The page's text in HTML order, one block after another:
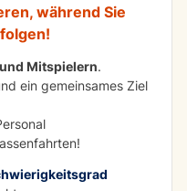
während Sie
Mitspielern.
ein gemeinsames Ziel